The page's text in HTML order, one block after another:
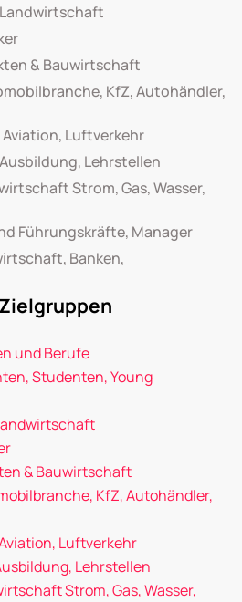
& Bauwirtschaft
KfZ, Autohändler,
Luftverkehr
Lehrstellen
Strom, Gas, Wasser,
Führungskräfte, Manager
Banken,
und Berufe
Studenten, Young
& Bauwirtschaft
KfZ, Autohändler,
Luftverkehr
Lehrstellen
Strom, Gas, Wasser,